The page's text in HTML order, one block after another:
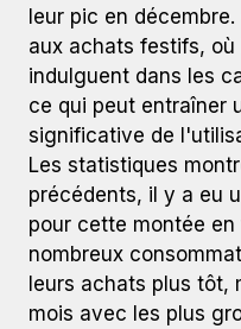
leur pic en
aux achats festifs,
indulguent dans les
ce qui peut entraîner
significative de
Les statistiques
précédents, il y a eu
pour cette montée
nombreux
leurs achats plus tôt,
mois avec les plus